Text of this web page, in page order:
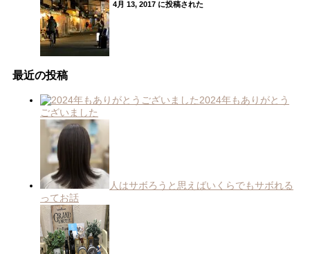
4月 13, 2017 に投稿された
最近の投稿
2024年もありがとう
ございました
人はサボろうと思えばいくらでもサボれる
ってお話